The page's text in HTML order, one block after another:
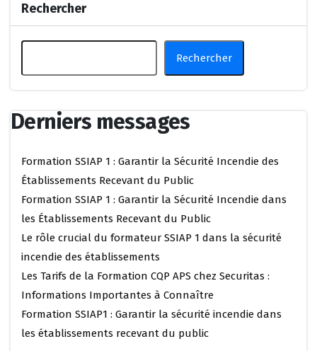
Rechercher
Rechercher
Derniers messages
Formation SSIAP 1 : Garantir la Sécurité Incendie des
Établissements Recevant du Public
Formation SSIAP 1 : Garantir la Sécurité Incendie dans
les Établissements Recevant du Public
Le rôle crucial du formateur SSIAP 1 dans la sécurité
incendie des établissements
Les Tarifs de la Formation CQP APS chez Securitas :
Informations Importantes à Connaître
Formation SSIAP1 : Garantir la sécurité incendie dans
les établissements recevant du public